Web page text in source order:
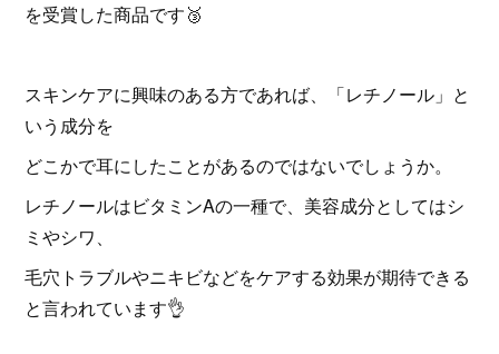
を受賞した商品です🥉
スキンケアに興味のある方であれば、「レチノール」と
いう成分を
どこかで耳にしたことがあるのではないでしょうか。
レチノールはビタミンAの一種で、美容成分としてはシ
ミやシワ、
毛穴トラブルやニキビなどをケアする効果が期待できる
と言われています👌